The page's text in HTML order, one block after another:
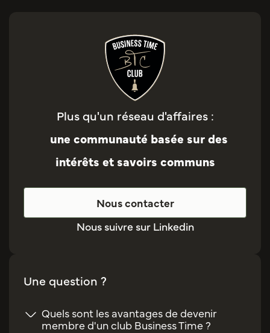
Plus qu'un réseau d'affaires :
une communauté basée sur des
intérêts et savoirs communs
Nous contacter
Nous suivre sur Linkedin
Une question ?
Quels sont les avantages de devenir
membre d'un club Business Time ?